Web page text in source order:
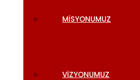
MISYONUMUZ
VIZYONUMUZ